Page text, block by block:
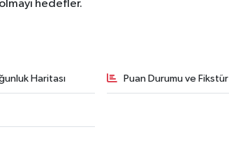
hedefler.
Haritası Puan Durumu ve Fikstür